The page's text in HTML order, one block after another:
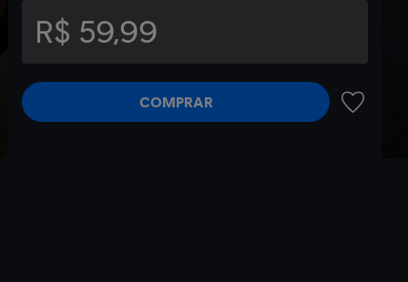
R$ 59,99
COMPRAR